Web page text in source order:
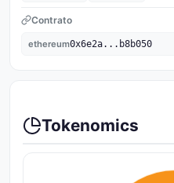
Contrato
ethereum0x6e2a...b8b050
Tokenomics